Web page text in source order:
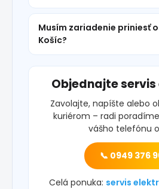
Musím zariadenie priniesť
Košíc?
Objednajte servis
Zavolajte, napíšte alebo
kuriérom – radi
vášho telefónu
📞 0949 376
Celá ponuka: servis